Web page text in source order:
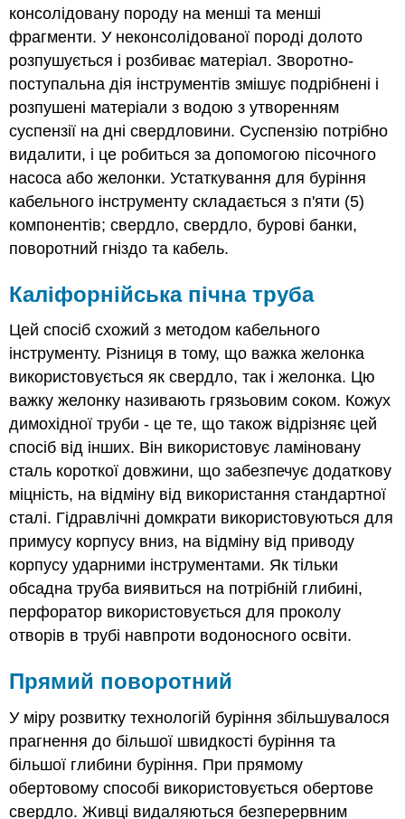
консолідовану породу на менші та менші
фрагменти. У неконсолідованої породі долото
розпушується і розбиває матеріал. Зворотно-
поступальна дія інструментів змішує подрібнені і
розпушені матеріали з водою з утворенням
суспензії на дні свердловини. Суспензію потрібно
видалити, і це робиться за допомогою пісочного
насоса або желонки. Устаткування для буріння
кабельного інструменту складається з п'яти (5)
компонентів; свердло, свердло, бурові банки,
поворотний гніздо та кабель.
Каліфорнійська пічна труба
Цей спосіб схожий з методом кабельного
інструменту. Різниця в тому, що важка желонка
використовується як свердло, так і желонка. Цю
важку желонку називають грязьовим соком. Кожух
димохідної труби - це те, що також відрізняє цей
спосіб від інших. Він використовує ламіновану
сталь короткої довжини, що забезпечує додаткову
міцність, на відміну від використання стандартної
сталі. Гідравлічні домкрати використовуються для
примусу корпусу вниз, на відміну від приводу
корпусу ударними інструментами. Як тільки
обсадна труба виявиться на потрібній глибині,
перфоратор використовується для проколу
отворів в трубі навпроти водоносного освіти.
Прямий поворотний
У міру розвитку технологій буріння збільшувалося
прагнення до більшої швидкості буріння та
більшої глибини буріння. При прямому
обертовому способі використовується обертове
свердло. Живці видаляються безперервним